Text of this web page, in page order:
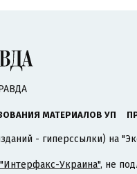
МАТЕРИАЛОВ УП
- гиперссылки) на
"Интерфакс-Украина", не